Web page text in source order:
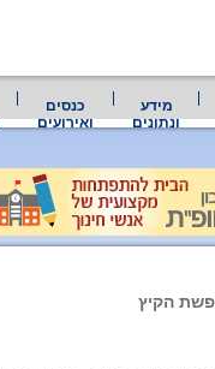
מידע
ונתונים
כנסים
ואירועים